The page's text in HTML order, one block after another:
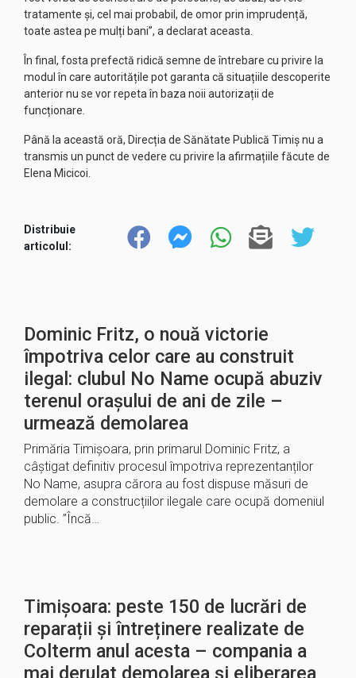
tratamente și, cel mai probabil, de omor prin imprudență,
toate astea pe mulți bani”, a declarat aceasta.
În final, fosta prefectă ridică semne de întrebare cu privire la
modul în care autoritățile pot garanta că situațiile descoperite
anterior nu se vor repeta în baza noii autorizații de
funcționare.
Până la această oră, Direcția de Sănătate Publică Timiș nu a
transmis un punct de vedere cu privire la afirmațiile făcute de
Elena Micicoi.
Distribuie
articolul:
Dominic Fritz, o nouă victorie
împotriva celor care au construit
ilegal: clubul No Name ocupă abuziv
terenul orașului de ani de zile –
urmează demolarea
Primăria Timișoara, prin primarul Dominic Fritz, a
câștigat definitiv procesul împotriva reprezentanților
No Name, asupra cărora au fost dispuse măsuri de
demolare a construcțiilor ilegale care ocupă domeniul
public. ”Încă…
Timișoara: peste 150 de lucrări de
reparații și întreținere realizate de
Colterm anul acesta – compania a
mai derulat demolarea și eliberarea